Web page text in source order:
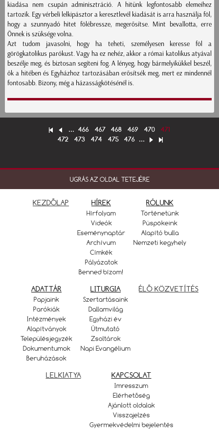
kiadása nem csupán adminisztráció. A hitünk legfontosabb elemeihez
tartozik. Egy vérbeli lelkipásztor a keresztlevél kiadását is arra használja föl,
hogy a szunnyadó hitet fölébressze, megerősítse. Mint bevallotta, erre
Önnek is szüksége volna.
Azt tudom javasolni, hogy ha teheti, személyesen keresse föl a
görögkatolikus parókust. Vagy ha ez nehéz, akkor a római katolikus atyával
beszélje meg, és biztosan segíteni fog. A lényeg, hogy bármelyikükkel beszél,
ők a hitében és Egyházhoz tartozásában erősítsék meg, mert ez mindennél
fontosabb. Bizony, még a házasságkötésénél is.
... 466 467 468 469 470
471
472
473 474 475 476 ...
UGRÁS AZ OLDAL TETEJÉRE
KEZDŐLAP HÍREK
Hírfolyam
Videók
Eseménynaptár
Archívum
Címkék
Pályázatok
Benned bízom!
RÓLUNK
Történetünk
Püspökeink
Alapító bulla
Nemzeti kegyhely
ADATTÁR
Papjaink
Parókiák
Intézmények
Alapítványok
Településjegyzék
Dokumentumok
Beruházások
LITURGIA
Szertartásaink
Dallamvilág
Egyházi év
Útmutató
Zsoltárok
Napi Evangélium
ÉLŐ KÖZVETÍTÉS
LELKIATYA KAPCSOLAT
Imresszum
Elérhetőség
Ajánlott oldalak
Visszajelzés
Gyermekvédelmi bejelentés